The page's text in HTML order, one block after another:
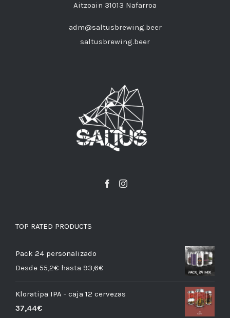
Aitzoain 31013 Nafarroa
adm@saltusbrewing.beer
saltusbrewing.beer
TOP RATED PRODUCTS
Pack 24 personalizado
Desde 55,2€ hasta 93,6€
Kloratipa IPA - caja 12 cervezas
37,44€